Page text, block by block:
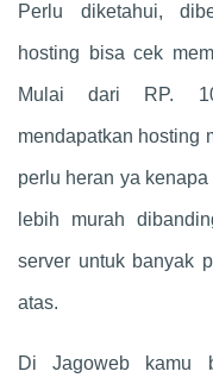
Perlu diketahui,
hosting bisa cek
Mulai dari RP.
mendapatkan hosting
perlu heran ya
lebih murah
server untuk banyak
atas.
Di Jagoweb kamu